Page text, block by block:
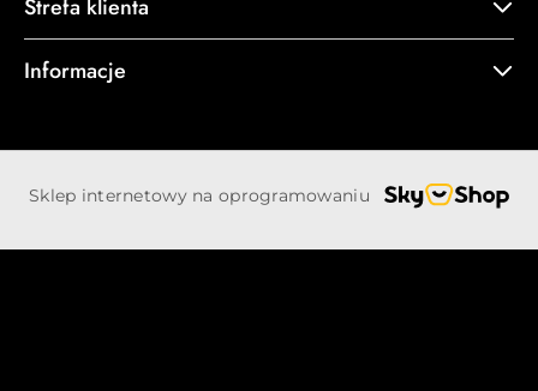
Strefa klienta
Informacje
Sklep internetowy na oprogramowaniu